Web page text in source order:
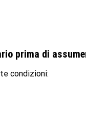
prima di
condizioni: